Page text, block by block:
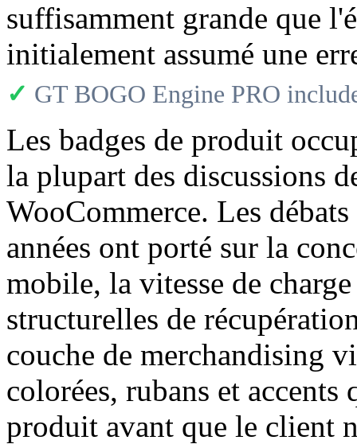
suffisamment grande que
initialement assumé une
✓ GT BOGO Engine PRO
Les badges de produit
la plupart des discussions
WooCommerce. Les
années ont porté sur la
mobile, la vitesse de
structurelles de
couche de merchandising
colorées, rubans et
produit avant que le client